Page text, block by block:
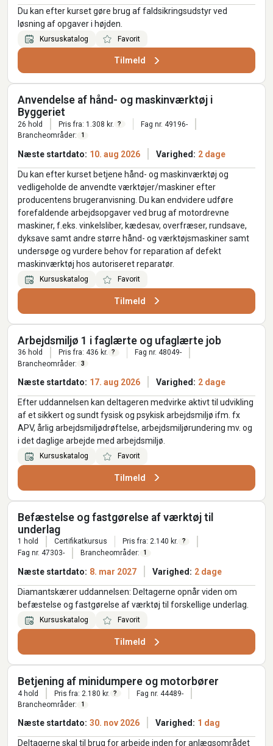
Du kan efter kurset gøre brug af faldsikringsudstyr ved
løsning af opgaver i højden.
Kursuskatalog Favorit
Tilmeld
Anvendelse af hånd- og maskinværktøj i
Byggeriet
26 hold Pris fra: 1.308 kr. ?
Fag nr. 49196-
Brancheområder:
1
Næste startdato: 10. aug 2026 Varighed: 2 dage
Du kan efter kurset betjene hånd- og maskinværktøj og
vedligeholde de anvendte værktøjer/maskiner efter
producentens brugeranvisning. Du kan endvidere udføre
forefaldende arbejdsopgaver ved brug af motordrevne
maskiner, f.eks. vinkelsliber, kædesav, overfræser, rundsave,
dyksave samt andre større hånd- og værktøjsmaskiner samt
undersøge og vurdere behov for reparation af defekt
maskinværktøj hos autoriseret reparatør.
Kursuskatalog Favorit
Tilmeld
Arbejdsmiljø 1 i faglærte og ufaglærte job
36 hold Pris fra: 436 kr. ?
Fag nr. 48049-
Brancheområder:
3
Næste startdato: 17. aug 2026 Varighed: 2 dage
Efter uddannelsen kan deltageren medvirke aktivt til udvikling
af et sikkert og sundt fysisk og psykisk arbejdsmiljø ifm. fx
APV, årlig arbejdsmiljødrøftelse, arbejdsmiljørundering mv. og
i det daglige arbejde med arbejdsmiljø.
Kursuskatalog Favorit
Tilmeld
Befæstelse og fastgørelse af værktøj til
underlag
1 hold Certifikatkursus Pris fra: 2.140 kr. ?
Fag nr. 47303- Brancheområder: 1
Næste startdato: 8. mar 2027 Varighed: 2 dage
Diamantskærer uddannelsen: Deltagerne opnår viden om
befæstelse og fastgørelse af værktøj til forskellige underlag.
Kursuskatalog Favorit
Tilmeld
Betjening af minidumpere og motorbører
4 hold Pris fra: 2.180 kr. ?
Fag nr. 44489-
Brancheområder:
1
Næste startdato: 30. nov 2026 Varighed: 1 dag
Deltagerne skal til brug for arbejde inden for anlægsområdet